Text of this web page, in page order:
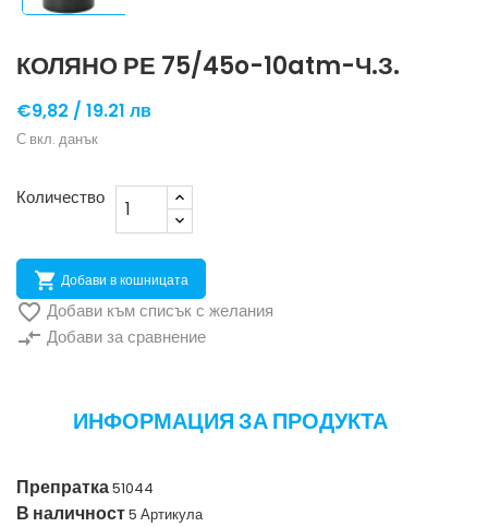
КОЛЯНО РЕ 75/45o-10atm-Ч.З.
€9,82 / 19.21 лв
С вкл. данък
Количество
 Добави в кошницата
 Добави към списък с желания
compare_arrows Добави за сравнение
ИНФОРМАЦИЯ ЗА ПРОДУКТА
Препратка51044
В наличност5 Артикула